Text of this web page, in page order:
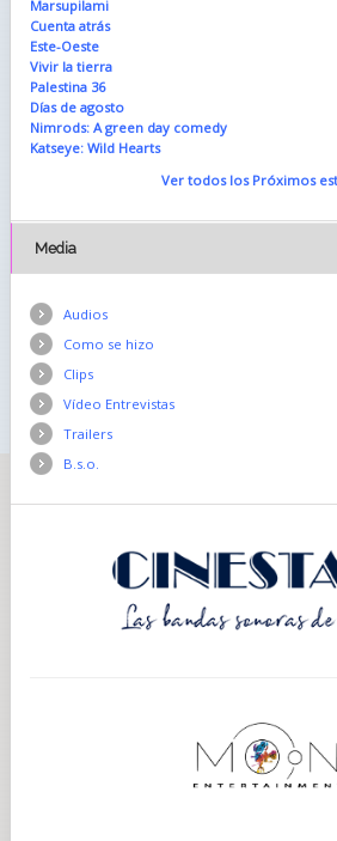
Marsupilami
Cuenta atrás
Este-Oeste
Vivir la tierra
Palestina 36
Días de agosto
Nimrods: A green day comedy
Katseye: Wild Hearts
Ver todos los Próximos
Media
Audios
Como se hizo
Clips
Vídeo Entrevistas
Trailers
B.s.o.